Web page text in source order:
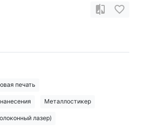
печать
Металлостикер
лазер)